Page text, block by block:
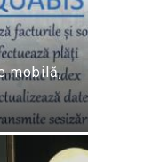
mobilă,